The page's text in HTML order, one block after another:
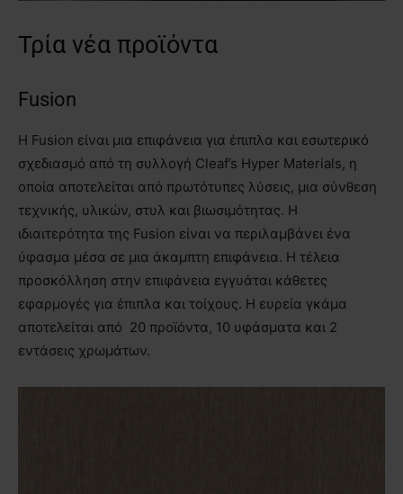
Τρία νέα προϊόντα
Fusion
Η Fusion είναι μια επιφάνεια για έπιπλα και εσωτερικό
σχεδιασμό από τη συλλογή Cleaf’s Hyper Materials, η
οποία αποτελείται από πρωτότυπες λύσεις, μια σύνθεση
τεχνικής, υλικών, στυλ και βιωσιμότητας. Η
ιδιαιτερότητα της Fusion είναι να περιλαμβάνει ένα
ύφασμα μέσα σε μια άκαμπτη επιφάνεια. Η τέλεια
προσκόλληση στην επιφάνεια εγγυάται κάθετες
εφαρμογές για έπιπλα και τοίχους. Η ευρεία γκάμα
αποτελείται από 20 προϊόντα, 10 υφάσματα και 2
εντάσεις χρωμάτων.